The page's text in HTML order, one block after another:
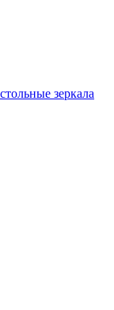
зеркала